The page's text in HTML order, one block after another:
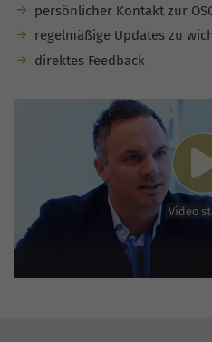
persönlicher Kontakt zur
regelmäßige Updates zu
direktes Feedback